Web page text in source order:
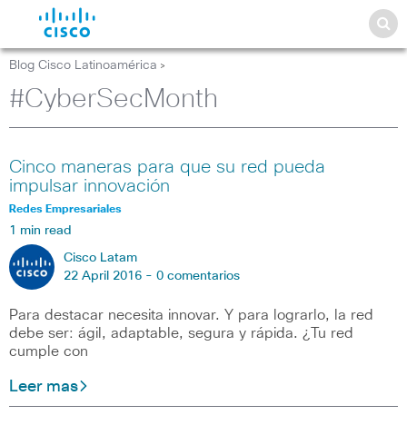
Blog Cisco Latinoamérica >
#CyberSecMonth
Cinco maneras para que su red pueda
impulsar innovación
Redes Empresariales
1 min read
Cisco Latam
22 April 2016 - 0 comentarios
Para destacar necesita innovar. Y para lograrlo, la red
debe ser: ágil, adaptable, segura y rápida. ¿Tu red
cumple con
Leer mas